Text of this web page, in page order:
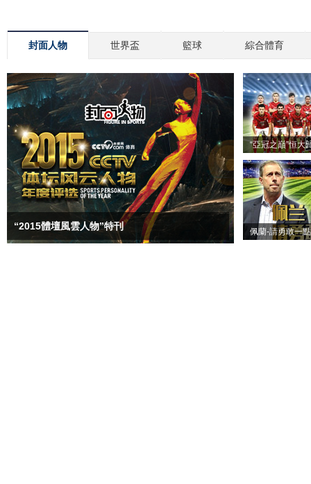
封面人物 世界盃 籃球 綜合體育
“2015體壇風雲人物”特刊
“亞冠之巔”恒大
佩蘭-請勇敢一點